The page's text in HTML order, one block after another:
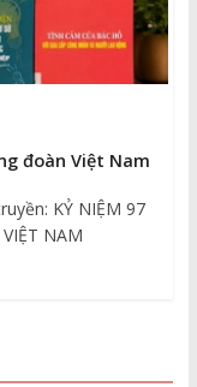
đoàn Việt Nam
KỶ NIỆM 97
NAM